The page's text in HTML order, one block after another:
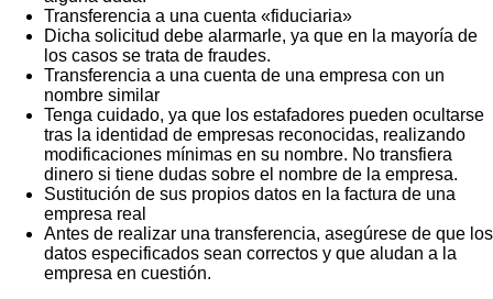
Transferencia a una cuenta «fiduciaria»
Dicha solicitud debe alarmarle, ya que en la mayoría de
los casos se trata de fraudes.
Transferencia a una cuenta de una empresa con un
nombre similar
Tenga cuidado, ya que los estafadores pueden ocultarse
tras la identidad de empresas reconocidas, realizando
modificaciones mínimas en su nombre. No transfiera
dinero si tiene dudas sobre el nombre de la empresa.
Sustitución de sus propios datos en la factura de una
empresa real
Antes de realizar una transferencia, asegúrese de que los
datos especificados sean correctos y que aludan a la
empresa en cuestión.